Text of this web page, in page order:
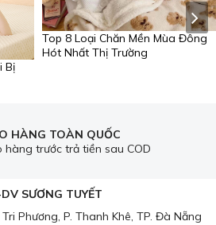
Bị
Top 8 Loại Chăn Mền Mùa Đông
Hót Nhất Thị Trường
HÀNG TOÀN QUỐC
hàng trước trả tiền sau COD
SƯƠNG TUYẾT
Phương, P. Thanh Khê, TP. Đà Nẵng